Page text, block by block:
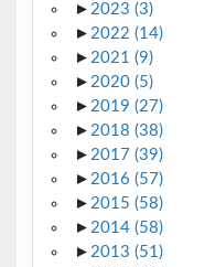
► 2023 (3)
► 2022 (14)
► 2021 (9)
► 2020 (5)
► 2019 (27)
► 2018 (38)
► 2017 (39)
► 2016 (57)
► 2015 (58)
► 2014 (58)
► 2013 (51)